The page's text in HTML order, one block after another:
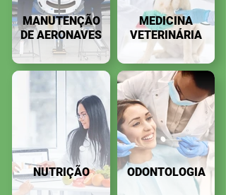
MANUTENÇÃO
DE AERONAVES
MEDICINA
VETERINÁRIA
NUTRIÇÃO ODONTOLOGIA